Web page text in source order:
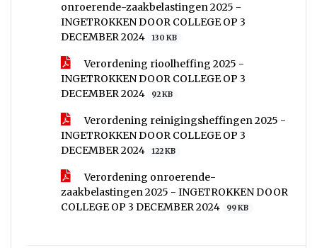
onroerende-zaakbelastingen 2025 -
INGETROKKEN DOOR COLLEGE OP 3
DECEMBER 2024
130 KB
Verordening rioolheffing 2025 -
INGETROKKEN DOOR COLLEGE OP 3
DECEMBER 2024
92 KB
Verordening reinigingsheffingen 2025 -
INGETROKKEN DOOR COLLEGE OP 3
DECEMBER 2024
122 KB
Verordening onroerende-
zaakbelastingen 2025 - INGETROKKEN DOOR
COLLEGE OP 3 DECEMBER 2024
99 KB